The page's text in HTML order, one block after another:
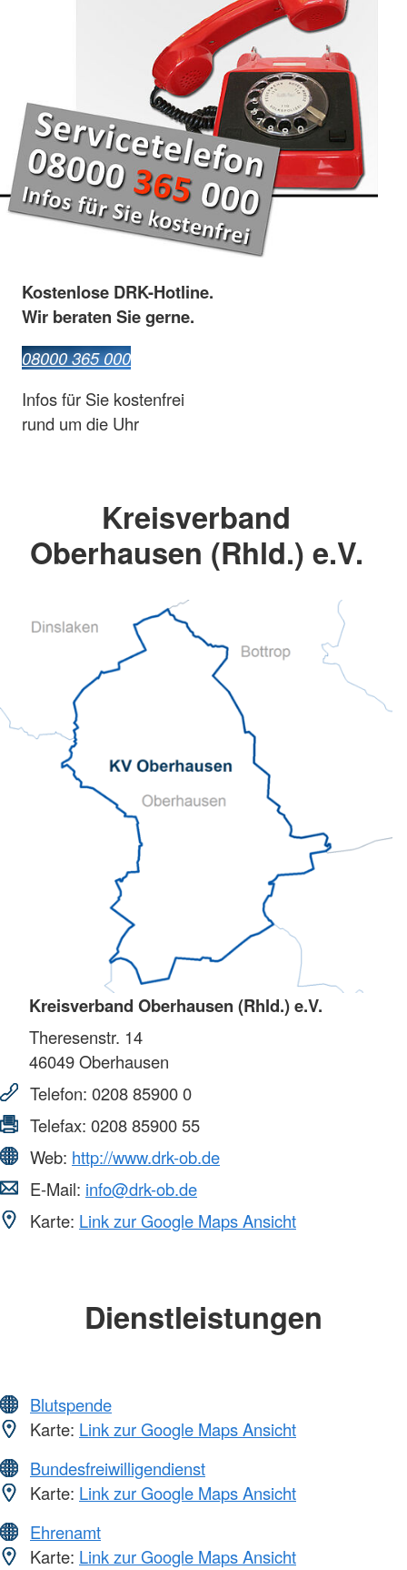
Kostenlose DRK-Hotline.
Wir beraten Sie gerne.
08000 365 000
Infos für Sie kostenfrei
rund um die Uhr
Kreisverband
Oberhausen (Rhld.) e.V.
Kreisverband Oberhausen (Rhld.) e.V.
Theresenstr. 14
46049Oberhausen
Telefon: 0208 85900 0
Telefax: 0208 85900 55
Web: http://www.drk-ob.de
E-Mail: info@drk-ob.de
Karte: Link zur Google Maps Ansicht
Dienstleistungen
Blutspende
Karte: Link zur Google Maps Ansicht
Bundesfreiwilligendienst
Karte: Link zur Google Maps Ansicht
Ehrenamt
Karte: Link zur Google Maps Ansicht